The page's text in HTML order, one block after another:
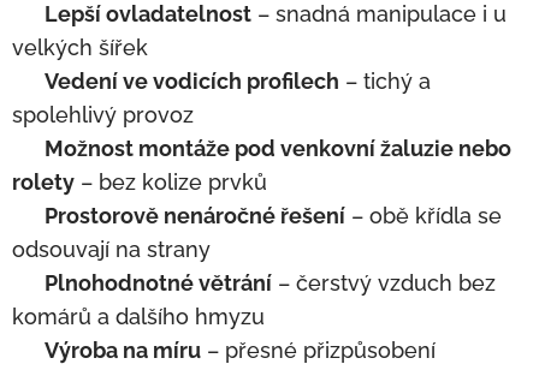
Lepší ovladatelnost – snadná manipulace i u
velkých šířek
Vedení ve vodicích profilech – tichý a
spolehlivý provoz
Možnost montáže pod venkovní žaluzie nebo
rolety – bez kolize prvků
Prostorově nenáročné řešení – obě křídla se
odsouvají na strany
Plnohodnotné větrání – čerstvý vzduch bez
komárů a dalšího hmyzu
Výroba na míru – přesné přizpůsobení